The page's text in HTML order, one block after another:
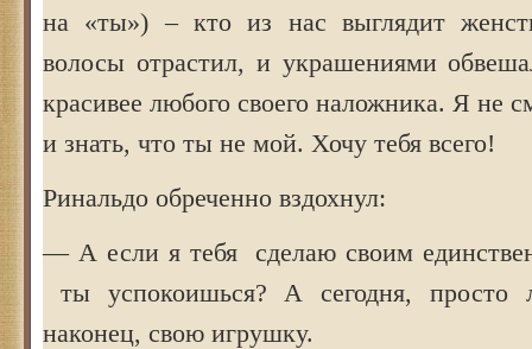
на «ты») – кто из нас выглядит
волосы отрастил, и украшениями
красивее любого своего наложника. Я не
и знать, что ты не мой. Хочу тебя всего!
Ринальдо обреченно вздохнул:
— А если я тебя сделаю своим
ты успокоишься? А сегодня, просто
наконец, свою игрушку.